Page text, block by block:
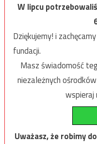
W lipcu
Dziękujemy! i
fundacji.
Masz świadomość
niezależnych
wspieraj
Uważasz, że robimy